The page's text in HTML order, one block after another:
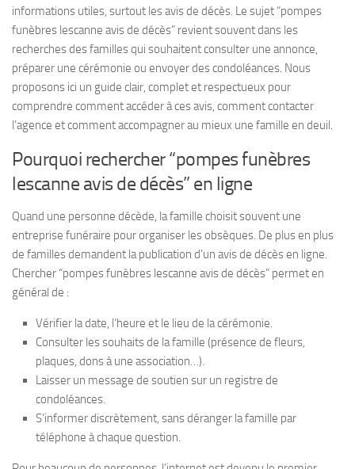
informations utiles, surtout les avis de décès. Le sujet “pompes
funèbres lescanne avis de décès” revient souvent dans les
recherches des familles qui souhaitent consulter une annonce,
préparer une cérémonie ou envoyer des condoléances. Nous
proposons ici un guide clair, complet et respectueux pour
comprendre comment accéder à ces avis, comment contacter
l’agence et comment accompagner au mieux une famille en deuil.
Pourquoi rechercher “pompes funèbres
lescanne avis de décès” en ligne
Quand une personne décède, la famille choisit souvent une
entreprise funéraire pour organiser les obsèques. De plus en plus
de familles demandent la publication d’un avis de décès en ligne.
Chercher “pompes funèbres lescanne avis de décès” permet en
général de :
Vérifier la date, l’heure et le lieu de la cérémonie.
Consulter les souhaits de la famille (présence de fleurs,
plaques, dons à une association…).
Laisser un message de soutien sur un registre de
condoléances.
S’informer discrètement, sans déranger la famille par
téléphone à chaque question.